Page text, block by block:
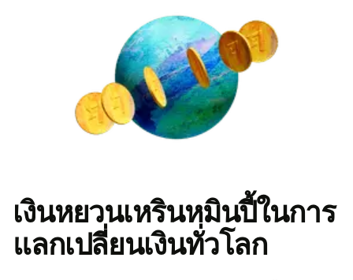
เงินหยวนเหรินหมินปี้ในการ
แลกเปลี่ยนเงินทั่วโลก